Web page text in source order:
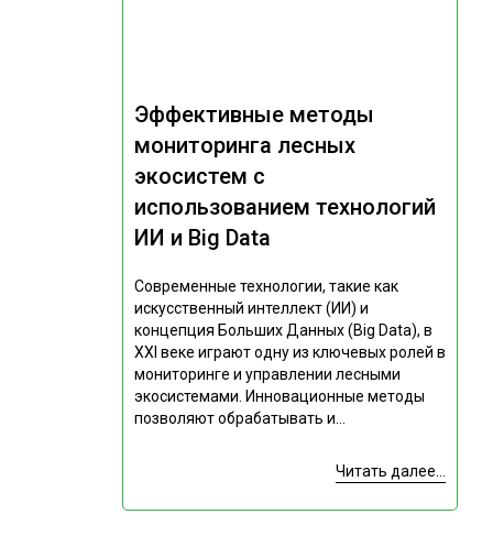
Эффективные методы
мониторинга лесных
экосистем с
использованием технологий
ИИ и Big Data
Современные технологии, такие как
искусственный интеллект (ИИ) и
концепция Больших Данных (Big Data), в
XXI веке играют одну из ключевых ролей в
мониторинге и управлении лесными
экосистемами. Инновационные методы
позволяют обрабатывать и...
Читать далее...